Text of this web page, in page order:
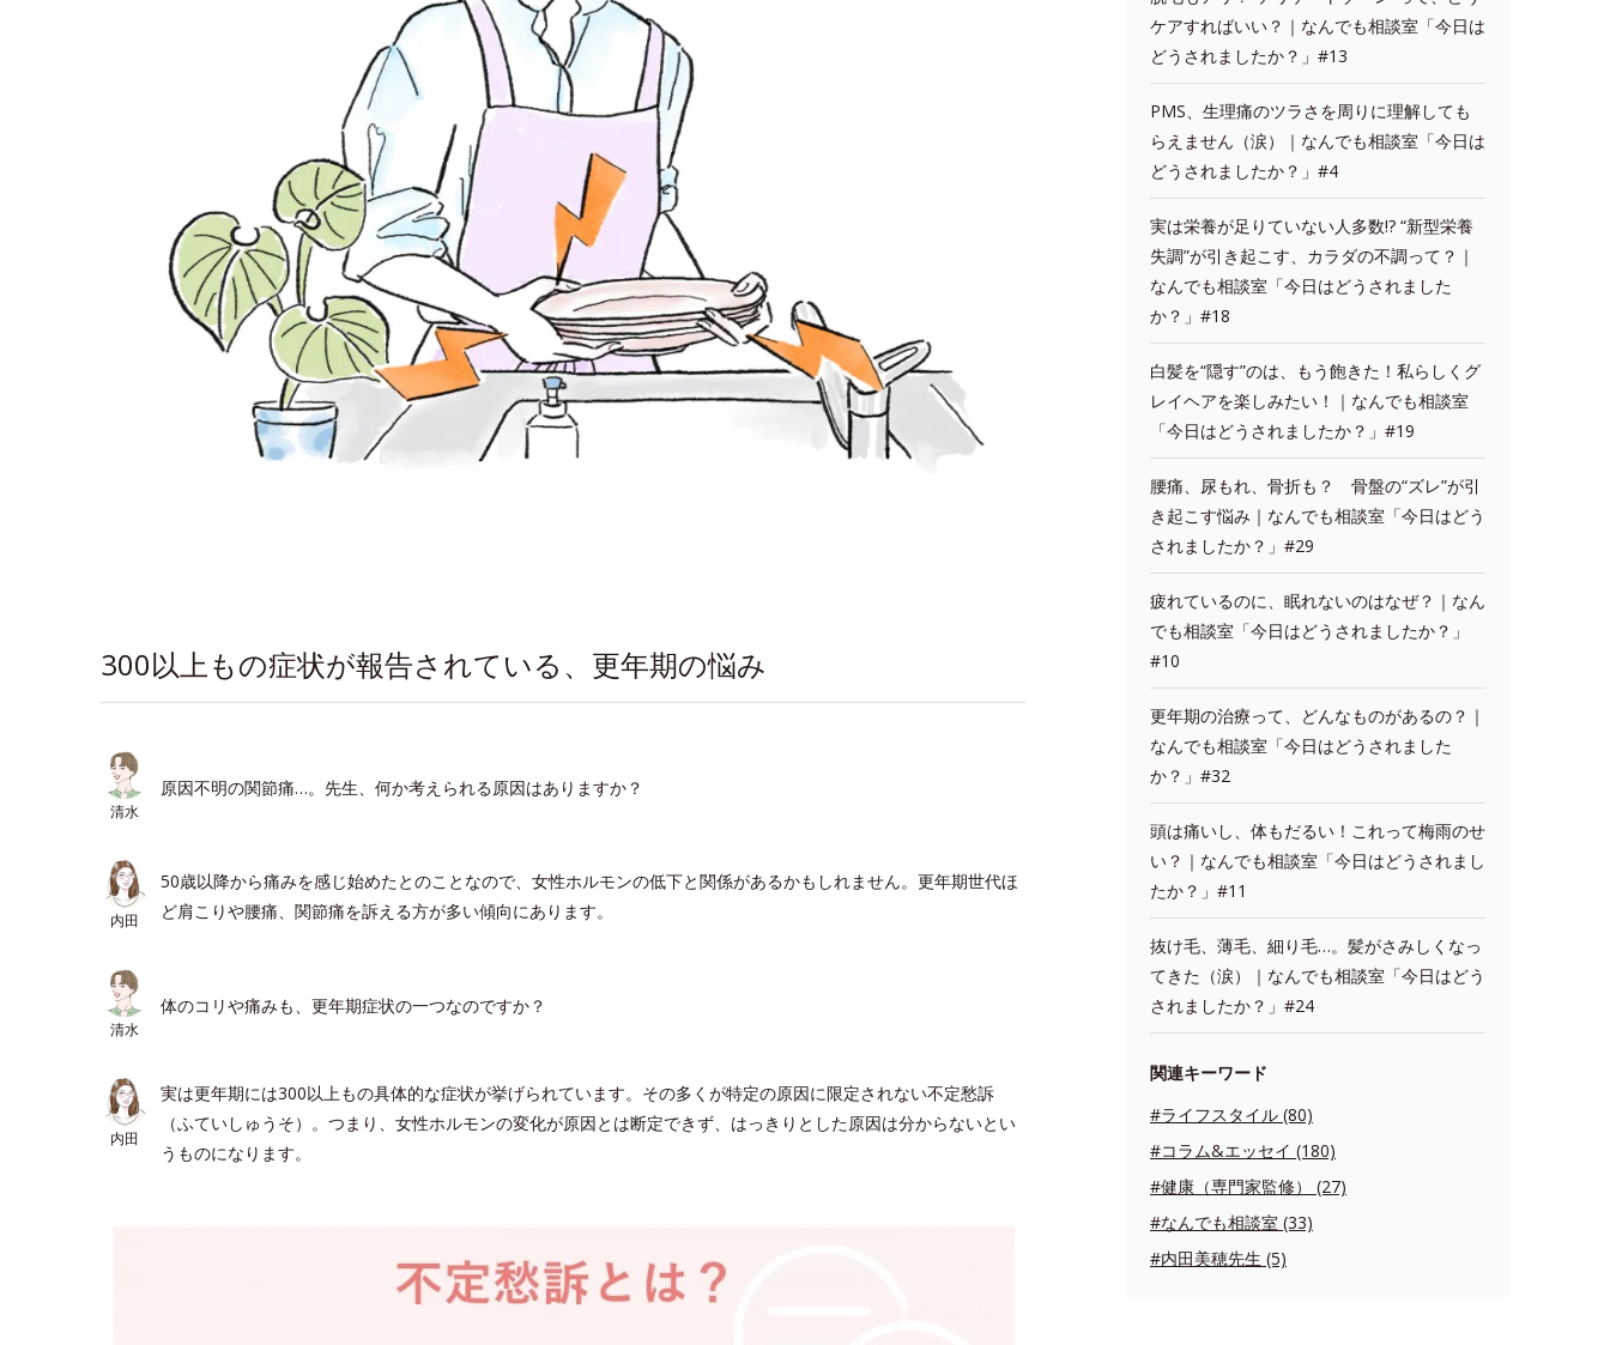
300以上もの症状が報告されている、更年期の悩み
清水
原因不明の関節痛…。先生、何か考えられる原因はありますか？
内田
50歳以降から痛みを感じ始めたとのことなので、女性ホルモンの低下と関係があるかもしれません。更年期世代ほ
ど肩こりや腰痛、関節痛を訴える方が多い傾向にあります。
清水
体のコリや痛みも、更年期症状の一つなのですか？
内田
実は更年期には300以上もの具体的な症状が挙げられています。その多くが特定の原因に限定されない不定愁訴
（ふていしゅうそ）。つまり、女性ホルモンの変化が原因とは断定できず、はっきりとした原因は分からないとい
うものになります。
ケアすればいい？｜なんでも相談室「今日は
どうされましたか？」#13
PMS、生理痛のツラさを周りに理解しても
らえません（涙）｜なんでも相談室「今日は
どうされましたか？」#4
実は栄養が足りていない人多数!? “新型栄養
失調”が引き起こす、カラダの不調って？｜
なんでも相談室「今日はどうされました
か？」#18
白髪を“隠す”のは、もう飽きた！私らしくグ
レイヘアを楽しみたい！｜なんでも相談室
「今日はどうされましたか？」#19
腰痛、尿もれ、骨折も？ 骨盤の“ズレ”が引
き起こす悩み｜なんでも相談室「今日はどう
されましたか？」#29
疲れているのに、眠れないのはなぜ？｜なん
でも相談室「今日はどうされましたか？」
#10
更年期の治療って、どんなものがあるの？｜
なんでも相談室「今日はどうされました
か？」#32
頭は痛いし、体もだるい！これって梅雨のせ
い？｜なんでも相談室「今日はどうされまし
たか？」#11
抜け毛、薄毛、細り毛…。髪がさみしくなっ
てきた（涙）｜なんでも相談室「今日はどう
されましたか？」#24
関連キーワード
#ライフスタイル (80)
#コラム&エッセイ (180)
#健康（専門家監修） (27)
#なんでも相談室 (33)
#内田美穂先生 (5)